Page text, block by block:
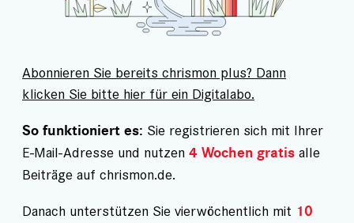
Abonnieren Sie bereits chrismon plus? Dann
klicken Sie bitte hier für ein Digitalabo.
So funktioniert es: Sie registrieren sich mit Ihrer
E-Mail-Adresse und nutzen 4 Wochen gratis alle
Beiträge auf chrismon.de.
Danach unterstützen Sie vierwöchentlich mit 10